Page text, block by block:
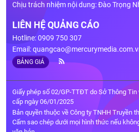
Chịu trách nhiệm nội dung: Đào Trọng
LIÊN HỆ QUẢNG CÁO
Hotline: 0909 750 307
Email:
BẢNG GIÁ
Giấy phép số 02/GP-TTĐT do Sở Thông Tin
cấp ngày 06/01/2025
Bản quyền thuộc về Công ty TNHH Truyền
Cấm sao chép dưới mọi hình thức nếu